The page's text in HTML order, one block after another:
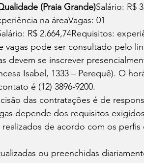
(Praia Grande)Salário: R$
na áreaVagas: 01
R$ 2.664,74Requisitos:
vagas pode ser consultado pelo
devem se inscrever
Isabel, 1333 – Perequê). O
é (12) 3896-9200.
das contratações é de
depende dos requisitos
de acordo com os
ou preenchidas